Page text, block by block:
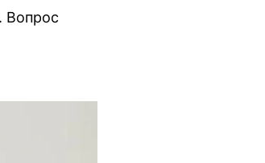
Вопрос